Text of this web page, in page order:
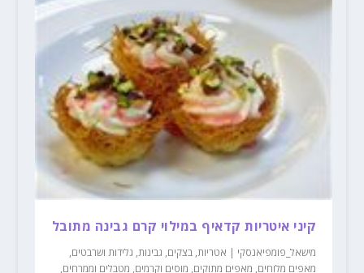
קיני איטריות קדאיף במילוי קרם גבינה מתובל
מישאל_פומפיאנסקי | אטריות, בצקים, גבינות, גלידות ושרבטים,
מאפים מלוחים, מאפים מתוקים, מוסים וקרמים, מטבלים וממרחים,